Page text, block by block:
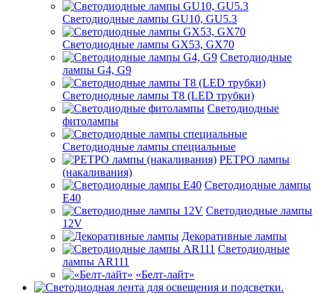
Светодиодные лампы GU10, GU5.3
Светодиодные лампы GX53, GX70
Светодиодные
лампы G4, G9
Светодиодные лампы Т8 (LED трубки)
Светодиодные
фитолампы
Светодиодные лампы специальные
РЕТРО лампы
(накаливания)
Светодиодные лампы
E40
Светодиодные лампы
12V
Декоративные лампы
Светодиодные
лампы AR111
«Белт-лайт»